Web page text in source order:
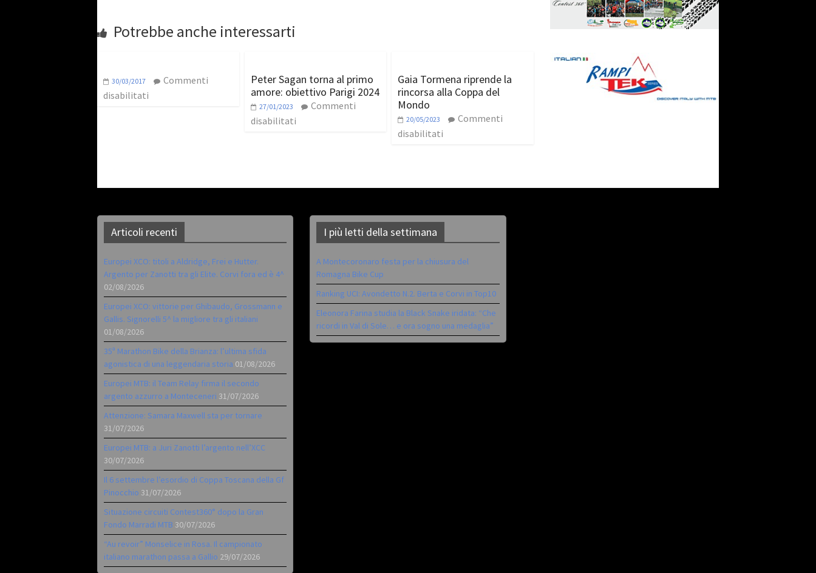
Potrebbe anche interessarti
30/03/2017
Commenti
disabilitati
Peter Sagan torna al primo
amore: obiettivo Parigi 2024
27/01/2023
Commenti
disabilitati
Gaia Tormena riprende la
rincorsa alla Coppa del
Mondo
20/05/2023
Commenti
disabilitati
Articoli recenti
Europei XCO: titoli a Aldridge, Frei e Hutter.
Argento per Zanotti tra gli Elite. Corvi fora ed è 4^
02/08/2026
Europei XCO: vittorie per Ghibaudo, Grossmann e
Gallis. Signorelli 5^ la migliore tra gli italiani
01/08/2026
35ª Marathon Bike della Brianza: l’ultima sfida
agonistica di una leggendaria storia 01/08/2026
Europei MTB: il Team Relay firma il secondo
argento azzurro a Monteceneri 31/07/2026
Attenzione: Samara Maxwell sta per tornare
31/07/2026
Europei MTB: a Juri Zanotti l’argento nell’XCC
30/07/2026
Il 6 settembre l’esordio di Coppa Toscana della Gf
Pinocchio 31/07/2026
Situazione circuiti Contest360° dopo la Gran
Fondo Marradi MTB 30/07/2026
“Au revoir” Monselice in Rosa. Il campionato
italiano marathon passa a Gallio 29/07/2026
I più letti della settimana
A Montecoronaro festa per la chiusura del
Romagna Bike Cup
Ranking UCI: Avondetto N.2. Berta e Corvi in Top10
Eleonora Farina studia la Black Snake iridata: “Che
ricordi in Val di Sole… e ora sogno una medaglia”